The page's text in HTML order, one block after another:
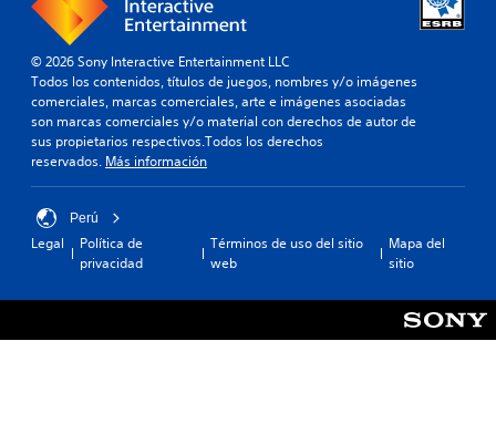
© 2026 Sony Interactive Entertainment LLC
Todos los contenidos, títulos de juegos, nombres y/o imágenes
comerciales, marcas comerciales, arte e imágenes asociadas
son marcas comerciales y/o material con derechos de autor de
sus propietarios respectivos.Todos los derechos
reservados. Más información
Perú
Legal
Política de
privacidad
Términos de uso del sitio
web
Mapa del
sitio